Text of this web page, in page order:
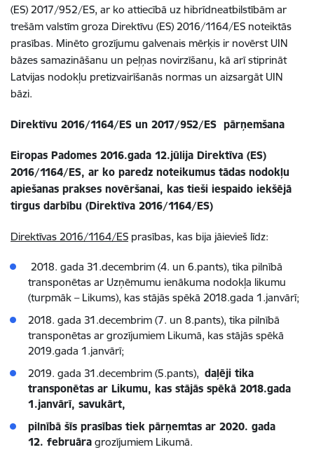
(ES) 2017/952/ES, ar ko attiecībā uz hibrīdneatbilstībām ar
trešām valstīm groza Direktīvu (ES) 2016/1164/ES noteiktās
prasības. Minēto grozījumu galvenais mērķis ir novērst UIN
bāzes samazināšanu un peļņas novirzīšanu, kā arī stiprināt
Latvijas nodokļu pretizvairīšanās normas un aizsargāt UIN
bāzi.
Direktīvu 2016/1164/ES un 2017/952/ES pārņemšana
Eiropas Padomes 2016.gada 12.jūlija Direktīva (ES)
2016/1164/ES, ar ko paredz noteikumus tādas nodokļu
apiešanas prakses novēršanai, kas tieši iespaido iekšējā
tirgus darbību (Direktīva 2016/1164/ES)
Direktīvas 2016/1164/ES prasības, kas bija jāievieš līdz:
2018. gada 31.decembrim (4. un 6.pants), tika pilnībā
transponētas ar Uzņēmumu ienākuma nodokļa likumu
(turpmāk – Likums), kas stājās spēkā 2018.gada 1.janvārī;
2018. gada 31.decembrim (7. un 8.pants), tika pilnībā
transponētas ar grozījumiem Likumā, kas stājās spēkā
2019.gada 1.janvārī;
2019. gada 31.decembrim (5.pants), daļēji tika
transponētas ar Likumu, kas stājās spēkā 2018.gada
1.janvārī, savukārt,
pilnībā šīs prasības tiek pārņemtas ar 2020. gada
12. februāra grozījumiem Likumā.